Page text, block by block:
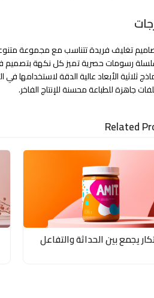
تغليف فريدة تتناسب مع مجموعة
رسومات حصرية تميز كل نكهة بتصميم
ثلاثية الأبعاد عالية الدقة لاستخدامها
جاهزة للطباعة محسنة للإنتاج الفاخر.
Related
يجمع بين الحداثة والتفاعل